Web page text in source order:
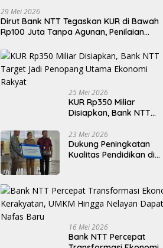
29 Mei 2026
Dirut Bank NTT Tegaskan KUR di Bawah
Rp100 Juta Tanpa Agunan, Penilaian
25 Mei 2026
KUR Rp350 Miliar
Disiapkan, Bank NTT
Utama Ekonomi Rakyat
23 Mei 2026
Dukung Peningkatan
Kualitas Pendidikan di
Mahasiswa Universitas
Katolik Weetebula
16 Mei 2026
Bank NTT Percepat